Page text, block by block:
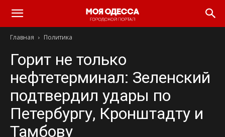
Моя
Одесса
Главная Политика
Горит не только
нефтетерминал: Зеленский
подтвердил удары по
Петербургу, Кронштадту и
Тамбову